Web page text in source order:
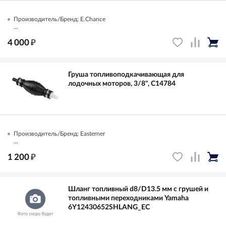
Производитель/Бренд: E.Chance
...
4 000₽
Груша топливоподкачивающая для
лодочных моторов, 3/8", C14784
Производитель/Бренд: Easterner
...
1 200₽
Шланг топливный d8/D13.5 мм с грушей и
топливными переходниками Yamaha
6Y12430652SHLANG_EC